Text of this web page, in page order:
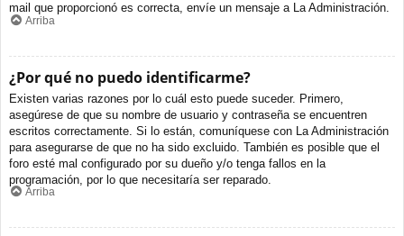
mail que proporcionó es correcta, envíe un mensaje a La Administración.
Arriba
¿Por qué no puedo identificarme?
Existen varias razones por lo cuál esto puede suceder. Primero,
asegúrese de que su nombre de usuario y contraseña se encuentren
escritos correctamente. Si lo están, comuníquese con La Administración
para asegurarse de que no ha sido excluido. También es posible que el
foro esté mal configurado por su dueño y/o tenga fallos en la
programación, por lo que necesitaría ser reparado.
Arriba